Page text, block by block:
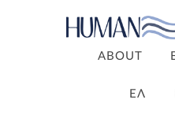
ABOUT
ΕΛ